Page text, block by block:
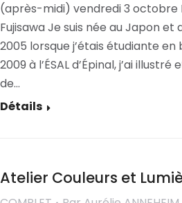
(après-midi) vendredi 3 octobre
Fujisawa Je suis née au Japon
2005 lorsque j’étais étudiante en
2009 à l’ÉSAL d’Épinal, j’ai
de…
Détails
Atelier Couleurs et